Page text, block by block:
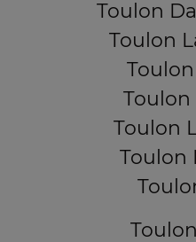
Toulon
Toulon
Toulon
Toulon
Toulon